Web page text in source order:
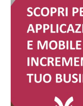
mobile
possono
far
incrementare
business
aziendale